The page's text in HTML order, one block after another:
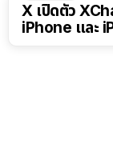
X เปิดตัว
iPhone และ